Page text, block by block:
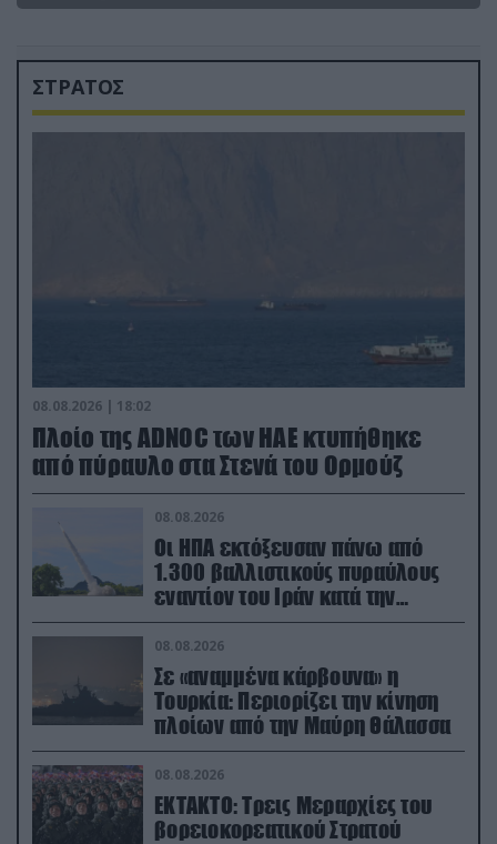
ΣΤΡΑΤΟΣ
08.08.2026 | 18:02
Πλοίο της ADNOC των ΗΑΕ κτυπήθηκε
από πύραυλο στα Στενά του Ορμούζ
08.08.2026
Οι ΗΠΑ εκτόξευσαν πάνω από
1.300 βαλλιστικούς πυραύλους
εναντίον του Ιράν κατά την
διάρκεια του πολέμου
08.08.2026
Σε «αναμμένα κάρβουνα» η
Τουρκία: Περιορίζει την κίνηση
πλοίων από την Μαύρη Θάλασσα
08.08.2026
ΕΚΤΑΚΤΟ: Τρεις Μεραρχίες του
βορειοκορεατικού Στρατού